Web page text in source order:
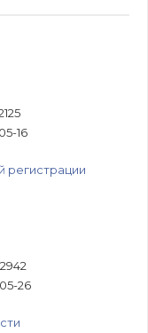
16
регистрации
26